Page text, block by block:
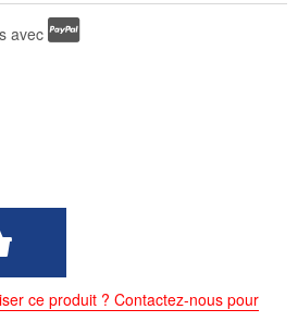
avec
ce produit ? Contactez-nous pour